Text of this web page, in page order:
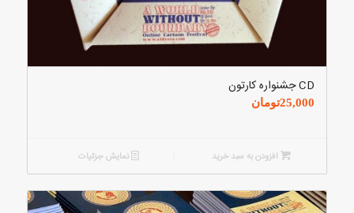
CD جشنواره کارتون
25,000تومان
افزودن به سبد خرید نمایش جزئیات